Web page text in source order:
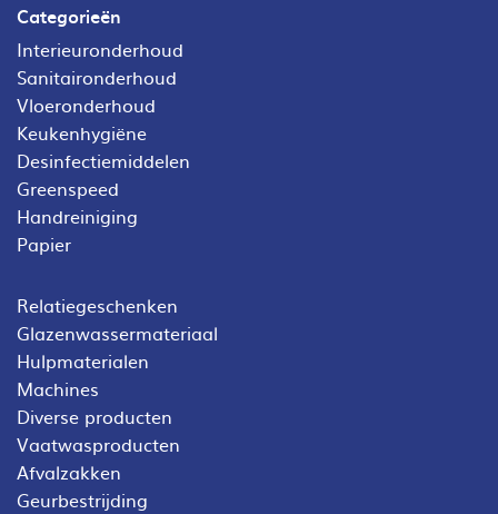
Categorieën
Interieuronderhoud
Sanitaironderhoud
Vloeronderhoud
Keukenhygiëne
Desinfectiemiddelen
Greenspeed
Handreiniging
Papier
Relatiegeschenken
Glazenwassermateriaal
Hulpmaterialen
Machines
Diverse producten
Vaatwasproducten
Afvalzakken
Geurbestrijding